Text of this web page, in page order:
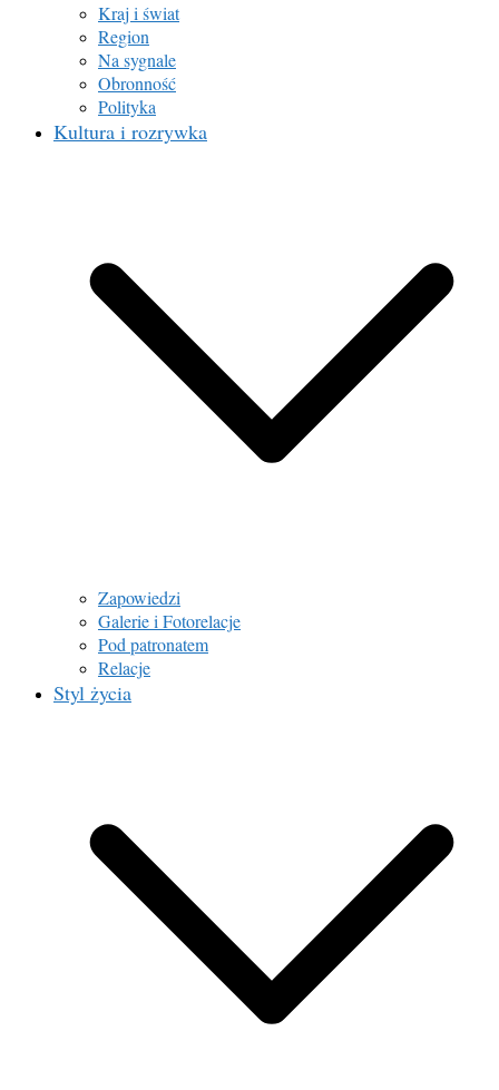
Kraj i świat
Region
Na sygnale
Obronność
Polityka
Kultura i rozrywka
Zapowiedzi
Galerie i Fotorelacje
Pod patronatem
Relacje
Styl życia